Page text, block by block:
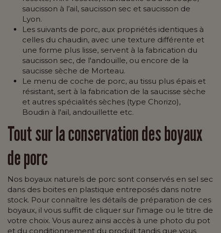
saucisson à l’ail, saucisson sec et saucisson de
Lyon.
Les suivants de porc, aux propriétés identiques à
celles du chaudin, avec une texture différente et
une forme plus lisse, servent à la fabrication du
saucisson sec, de l'andouille, ou encore de la
saucisse sèche de Morteau.
Le menu de coche de porc, au tissu plus épais et
résistant, sert à la fabrication de la saucisse sèche
et autres spécialités sèches (type Chorizo),
Boudin à l'ail, andouillette etc.
Tout sur la conservation des boyaux
de porc
Nos boyaux naturels de porc sont conservés en sel sec
dans des boites en plastique entreposés dans notre
stock. Pour connaître les détails de préparation de ces
boyaux, il vous suffit de cliquer sur l'image ou le titre de
votre choix. Vous aurez ainsi accès à une photo du pot
et du conditionnement du produit tandis que vous